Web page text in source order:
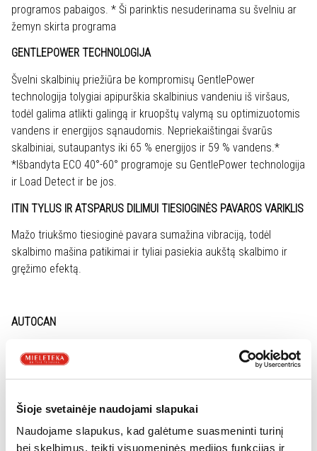
Šioje svetainėje naudojami slapukai
Naudojame slapukus, kad galėtume suasmeninti turinį
bei skelbimus, teikti visuomeninės medijos funkcijas ir
programos pabaigos. * Ši parinktis nesuderinama su švelniu ar
žemyn skirta programa
GENTLEPOWER TECHNOLOGIJA
Švelni skalbinių priežiūra be kompromisų GentlePower
technologija tolygiai apipurškia skalbinius vandeniu iš viršaus,
todėl galima atlikti galingą ir kruopštų valymą su optimizuotomis
vandens ir energijos sąnaudomis. Nepriekaištingai švarūs
skalbiniai, sutaupantys iki 65 % energijos ir 59 % vandens.*
*Išbandyta ECO 40°-60° programoje su GentlePower technologija
ir Load Detect ir be jos.
ITIN TYLUS IR ATSPARUS DILIMUI TIESIOGINĖS PAVAROS VARIKLIS
Mažo triukšmo tiesioginė pavara sumažina vibraciją, todėl
skalbimo mašina patikimai ir tyliai pasiekia aukštą skalbimo ir
gręžimo efektą.
AUTOCAN
Automatinė dozavimo sistema yra praktiškai atidaromame
stalčiuje ir užtikrina geriausius rezultatus taupant laiką bei
išteklius. Kai tik įpilama skalbiklio ir audinių minkštiklio,
„AutoDose“ jutikliai nustato tinkamą skalbiklio kiekį pagal įkrovos
dydį ir nešvarumo laipsnį. Per kiekvieną skalbimo ciklą galima
sutaupyti iki 30 %* skalbiklio. Užpildytos dozavimo sistemos